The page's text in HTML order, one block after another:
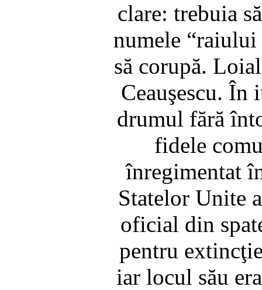
clare: trebuia
numele “raiului
să corupă.
Ceauşescu. În
drumul fără
fidele
înregimentat
Statelor Unite
oficial din
pentru
iar locul său